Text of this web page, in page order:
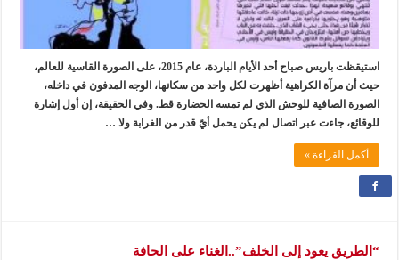
استيقظت باريس صباح أحد الأيام الباردة، عام 2015، على الصورة القاسية للعالم،
حيث أن مرآة الكراهية أظهرت لكل واحد من سكانها، الوجه المدفون في داخله،
الصورة الصافية للوحش الذي لم تمسه الحضارة قط. وفي الحقيقة، إن أول إشارة
للوقائع، جاءت عبر اتصال لم يكن يحمل أيّ قدر من الغرابة ولا …
أكمل القراءة »
“الطريق يعود إلى الخلف”..الغناء على الحافة